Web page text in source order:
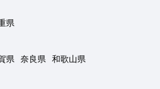
県
県 奈良県
和歌山県